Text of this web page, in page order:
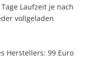
Laufzeit je nach
vollgeladen
Herstellers: 99 Euro